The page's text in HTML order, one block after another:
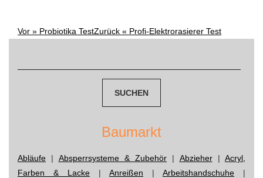
navigation
Vor » Probiotika TestZurück « Profi-Elektrorasierer Test
Baumarkt
Abläufe | Absperrsysteme & Zubehör | Abzieher| Acryl,
Farben & Lacke | Anreißen | Arbeitshandschuhe |